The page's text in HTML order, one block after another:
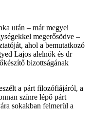
után – már megyei
megerősödve –
ahol a bemutatkozó
Lajos alelnök és dr
bizottságának
a párt filozófiájáról, a
színre lépő párt
sokakban felmerül a